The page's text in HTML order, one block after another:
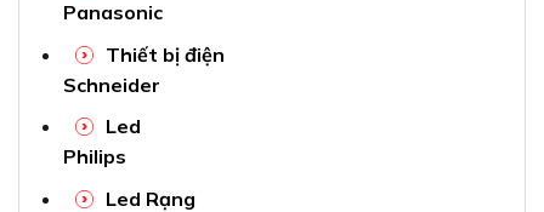
Panasonic
Thiết bị điện
Schneider
Led
Philips
Led Rạng